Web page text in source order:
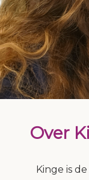
Over
Kinge is